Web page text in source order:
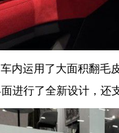
内运用了大面积翻
进行了全新设计，还